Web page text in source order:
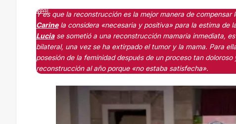
Y es que la reconstrucción es la mejor manera de
Carinela considera «necesaria y positiva» para la estima de
Luciase sometió a una reconstrucción mamaria inmediata,
bilateral, una vez se ha extirpado el tumor y la mama. Para
posesión de la feminidad después de un proceso tan
reconstrucción al año porque «no estaba satisfecha».